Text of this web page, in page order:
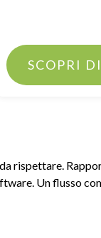
SCOPRI
rispettare.
Un flusso